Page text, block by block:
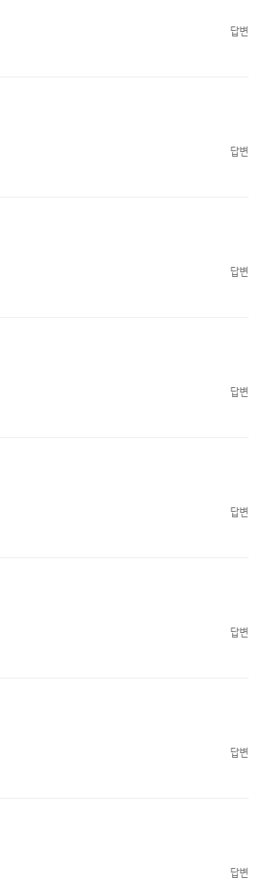
답변
답변
답변
답변
답변
답변
답변
답변